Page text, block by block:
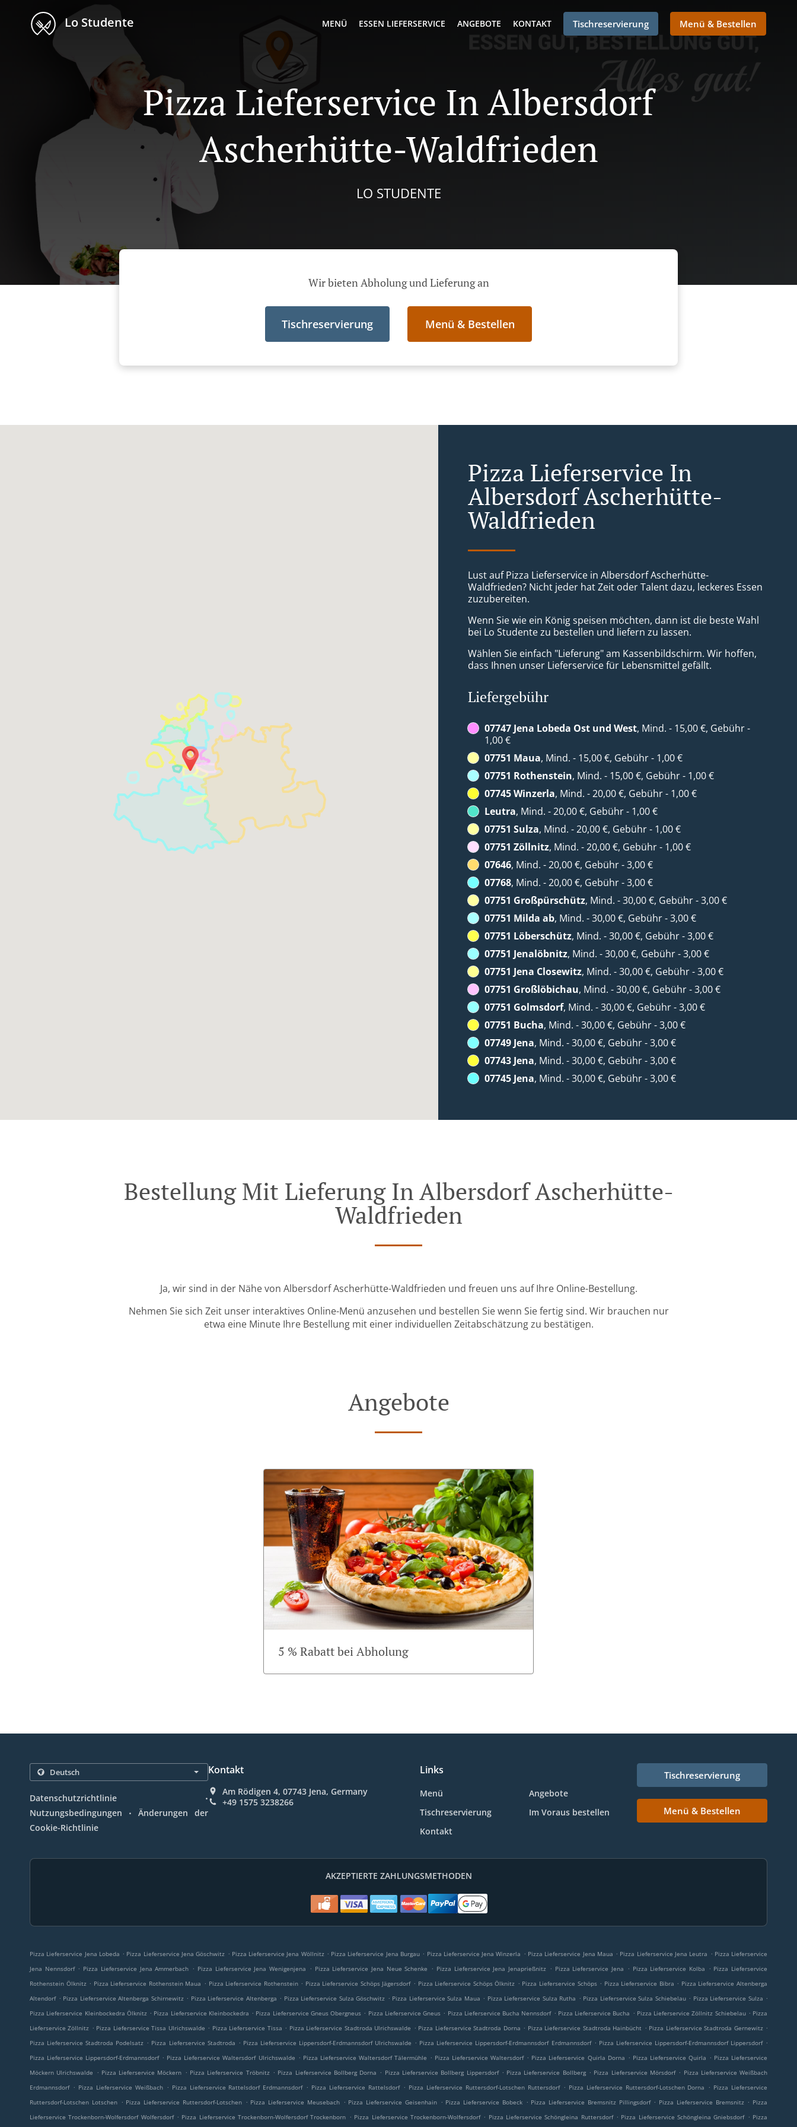
Lo Studente MENÜ ESSEN LIEFERSERVICE ANGEBOTE KONTAKT Tischreservierung Menü & Bestellen
Pizza Lieferservice In Albersdorf
Ascherhütte-Waldfrieden
LO STUDENTE
Wir bieten Abholung und Lieferung an
Tischreservierung Menü & Bestellen
Pizza Lieferservice In
Albersdorf Ascherhütte-
Waldfrieden
Lust auf Pizza Lieferservice in Albersdorf Ascherhütte-
Waldfrieden? Nicht jeder hat Zeit oder Talent dazu, leckeres Essen
zuzubereiten.
Wenn Sie wie ein König speisen möchten, dann ist die beste Wahl
bei Lo Studente zu bestellen und liefern zu lassen.
Wählen Sie einfach "Lieferung" am Kassenbildschirm. Wir hoffen,
dass Ihnen unser Lieferservice für Lebensmittel gefällt.
Liefergebühr
07747 Jena Lobeda Ost und West, Mind. - 15,00 €, Gebühr -
1,00 €
07751 Maua, Mind. - 15,00 €, Gebühr - 1,00 €
07751 Rothenstein, Mind. - 15,00 €, Gebühr - 1,00 €
07745 Winzerla, Mind. - 20,00 €, Gebühr - 1,00 €
Leutra, Mind. - 20,00 €, Gebühr - 1,00 €
07751 Sulza, Mind. - 20,00 €, Gebühr - 1,00 €
07751 Zöllnitz, Mind. - 20,00 €, Gebühr - 1,00 €
07646, Mind. - 20,00 €, Gebühr - 3,00 €
07768, Mind. - 20,00 €, Gebühr - 3,00 €
07751 Großpürschütz, Mind. - 30,00 €, Gebühr - 3,00 €
07751 Milda ab, Mind. - 30,00 €, Gebühr - 3,00 €
07751 Löberschütz, Mind. - 30,00 €, Gebühr - 3,00 €
07751 Jenalöbnitz, Mind. - 30,00 €, Gebühr - 3,00 €
07751 Jena Closewitz, Mind. - 30,00 €, Gebühr - 3,00 €
07751 Großlöbichau, Mind. - 30,00 €, Gebühr - 3,00 €
07751 Golmsdorf, Mind. - 30,00 €, Gebühr - 3,00 €
07751 Bucha, Mind. - 30,00 €, Gebühr - 3,00 €
07749 Jena, Mind. - 30,00 €, Gebühr - 3,00 €
07743 Jena, Mind. - 30,00 €, Gebühr - 3,00 €
07745 Jena, Mind. - 30,00 €, Gebühr - 3,00 €
Bestellung Mit Lieferung In Albersdorf Ascherhütte-
Waldfrieden
Ja, wir sind in der Nähe von Albersdorf Ascherhütte-Waldfrieden und freuen uns auf Ihre Online-Bestellung.
Nehmen Sie sich Zeit unser interaktives Online-Menü anzusehen und bestellen Sie wenn Sie fertig sind. Wir brauchen nur
etwa eine Minute Ihre Bestellung mit einer individuellen Zeitabschätzung zu bestätigen.
Angebote
5 % Rabatt bei Abholung
Datenschutzrichtlinie .
Nutzungsbedingungen .
Änderungen der
Cookie-Richtlinie
Kontakt
Am Rödigen 4, 07743 Jena, Germany
+49 1575 3238266
Links
Menü
Angebote
Tischreservierung
Im Voraus bestellen
Kontakt
Tischreservierung
Menü & Bestellen
AKZEPTIERTE ZAHLUNGSMETHODEN
Pizza Lieferservice Jena Lobeda . Pizza Lieferservice Jena Göschwitz . Pizza Lieferservice Jena Wöllnitz . Pizza Lieferservice Jena Burgau . Pizza Lieferservice Jena Winzerla . Pizza Lieferservice Jena Maua . Pizza Lieferservice Jena Leutra . Pizza Lieferservice
Jena Nennsdorf . Pizza Lieferservice Jena Ammerbach . Pizza Lieferservice Jena Wenigenjena . Pizza Lieferservice Jena Neue Schenke . Pizza Lieferservice Jena Jenaprießnitz . Pizza Lieferservice Jena . Pizza Lieferservice Kolba . Pizza Lieferservice
Rothenstein Ölknitz . Pizza Lieferservice Rothenstein Maua . Pizza Lieferservice Rothenstein . Pizza Lieferservice Schöps Jägersdorf . Pizza Lieferservice Schöps Ölknitz . Pizza Lieferservice Schöps . Pizza Lieferservice Bibra . Pizza Lieferservice Altenberga
Altendorf . Pizza Lieferservice Altenberga Schirnewitz . Pizza Lieferservice Altenberga . Pizza Lieferservice Sulza Göschwitz . Pizza Lieferservice Sulza Maua . Pizza Lieferservice Sulza Rutha . Pizza Lieferservice Sulza Schiebelau . Pizza Lieferservice Sulza .
Pizza Lieferservice Kleinbockedra Ölknitz . Pizza Lieferservice Kleinbockedra . Pizza Lieferservice Gneus Obergneus . Pizza Lieferservice Gneus . Pizza Lieferservice Bucha Nennsdorf . Pizza Lieferservice Bucha . Pizza Lieferservice Zöllnitz Schiebelau . Pizza
Lieferservice Zöllnitz . Pizza Lieferservice Tissa Ulrichswalde . Pizza Lieferservice Tissa . Pizza Lieferservice Stadtroda Ulrichswalde . Pizza Lieferservice Stadtroda Dorna . Pizza Lieferservice Stadtroda Hainbücht . Pizza Lieferservice Stadtroda Gernewitz .
Pizza Lieferservice Stadtroda Podelsatz . Pizza Lieferservice Stadtroda . Pizza Lieferservice Lippersdorf-Erdmannsdorf Ulrichswalde . Pizza Lieferservice Lippersdorf-Erdmannsdorf Erdmannsdorf . Pizza Lieferservice Lippersdorf-Erdmannsdorf Lippersdorf .
Pizza Lieferservice Lippersdorf-Erdmannsdorf . Pizza Lieferservice Waltersdorf Ulrichswalde . Pizza Lieferservice Waltersdorf Tälermühle . Pizza Lieferservice Waltersdorf . Pizza Lieferservice Quirla Dorna . Pizza Lieferservice Quirla . Pizza Lieferservice
Möckern Ulrichswalde
. Pizza Lieferservice Möckern . Pizza Lieferservice Tröbnitz . Pizza Lieferservice Bollberg Dorna . Pizza Lieferservice Bollberg Lippersdorf . Pizza Lieferservice Bollberg . Pizza Lieferservice Mörsdorf . Pizza Lieferservice Weißbach
Erdmannsdorf . Pizza Lieferservice Weißbach . Pizza Lieferservice Rattelsdorf Erdmannsdorf . Pizza Lieferservice Rattelsdorf . Pizza Lieferservice Ruttersdorf-Lotschen Ruttersdorf . Pizza Lieferservice Ruttersdorf-Lotschen Dorna . Pizza Lieferservice
Ruttersdorf-Lotschen Lotschen . Pizza Lieferservice Ruttersdorf-Lotschen . Pizza Lieferservice Meusebach . Pizza Lieferservice Geisenhain . Pizza Lieferservice Bobeck . Pizza Lieferservice Bremsnitz Pillingsdorf . Pizza Lieferservice Bremsnitz . Pizza
Lieferservice Trockenborn-Wolfersdorf Wolfersdorf . Pizza Lieferservice Trockenborn-Wolfersdorf Trockenborn . Pizza Lieferservice Trockenborn-Wolfersdorf . Pizza Lieferservice Schöngleina Ruttersdorf . Pizza Lieferservice Schöngleina Gniebsdorf . Pizza